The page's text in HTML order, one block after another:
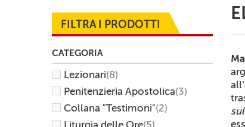
FILTRA I PRODOTTI
CATEGORIA
Lezionari(8)
Penitenzieria Apostolica(3)
Collana "Testimoni"(2)
Liturgia delle Ore(5)